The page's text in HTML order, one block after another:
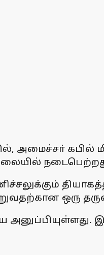
அமைச்சா் கபில்
ஒரு